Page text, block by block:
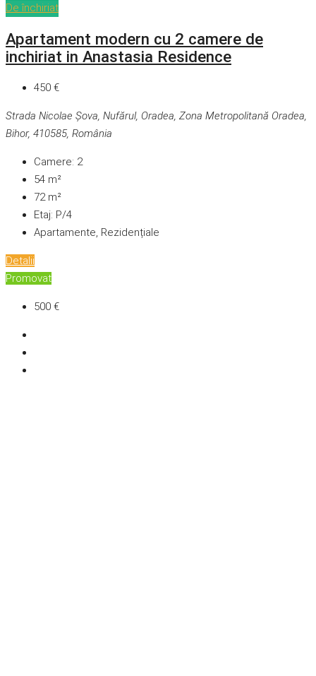
De închiriat
Apartament modern cu 2 camere de
inchiriat in Anastasia Residence
450 €
Strada Nicolae Șova, Nufărul, Oradea, Zona Metropolitană Oradea,
Bihor, 410585, România
Camere: 2
54 m²
72m²
Etaj: P/4
Apartamente, Rezidențiale
Detalii
Promovat
500 €